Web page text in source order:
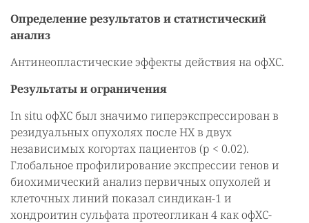
Определение результатов и статистический
анализ
Антинеопластические эффекты действия на офХС.
Результаты и ограничения
In situ офХС был значимо гиперэкспрессирован в
резидуальных опухолях после НХ в двух
независимых когортах пациентов (p < 0.02).
Глобальное профилирование экспрессии генов и
биохимический анализ первичных опухолей и
клеточных линий показал синдикан-1 и
хондроитин сульфата протеогликан 4 как офХС-